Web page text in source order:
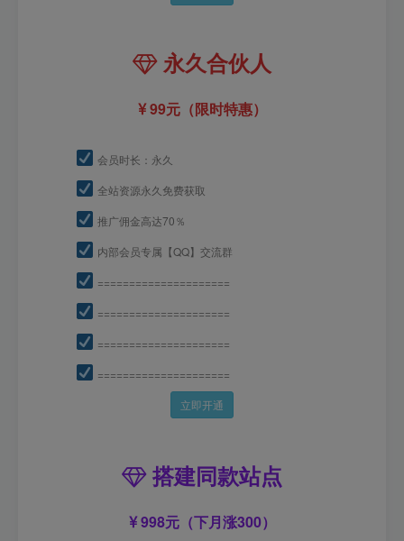
永久合伙人
99元（限时特惠）
会员时长：永久
全站资源永久免费获取
推广佣金高达70％
内部会员专属【QQ】交流群
=====================
=====================
=====================
=====================
立即开通
搭建同款站点
998元（下月涨300）